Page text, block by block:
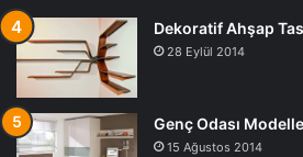
gelişimine, zihinsel ve fiziksel
katkıda bulunur.
Bebeklerde Uyku
Dekoratif Ahşap
28 Eylül 2014
Genç Odası
15 Ağustos 2014